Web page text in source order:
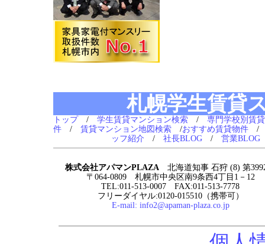
札幌学生賃貸
トップ / 学生賃貸マンション検索 / 専門学校別賃
件 / 賃貸マンション地図検索 /おすすめ賃貸物件
ッフ紹介 / 社長BLOG / 営業BLOG
株式会社アパマンPLAZA 北海道知事 石狩 (8) 第
〒064-0809 札幌市中央区南9条西4丁目1－12
TEL:011-513-0007 FAX:011-513-7778
フリーダイヤル:0120-015510（携帯可）
E-mail: info2@apaman-plaza.co.jp